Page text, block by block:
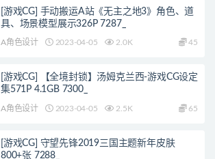
[游戏CG] 手动搬运A站《无主之地3》角色、道
具、场景模型展示326P 7287_
A角色设计 2023-04-05 2.0K 45
[游戏CG] 【全境封锁】汤姆克兰西-游戏CG设定
集571P 4.1GB 7300_
A角色设计 2023-04-05 2.5K 65
[游戏CG] 守望先锋2019三国主题新年皮肤
800+张 7288_